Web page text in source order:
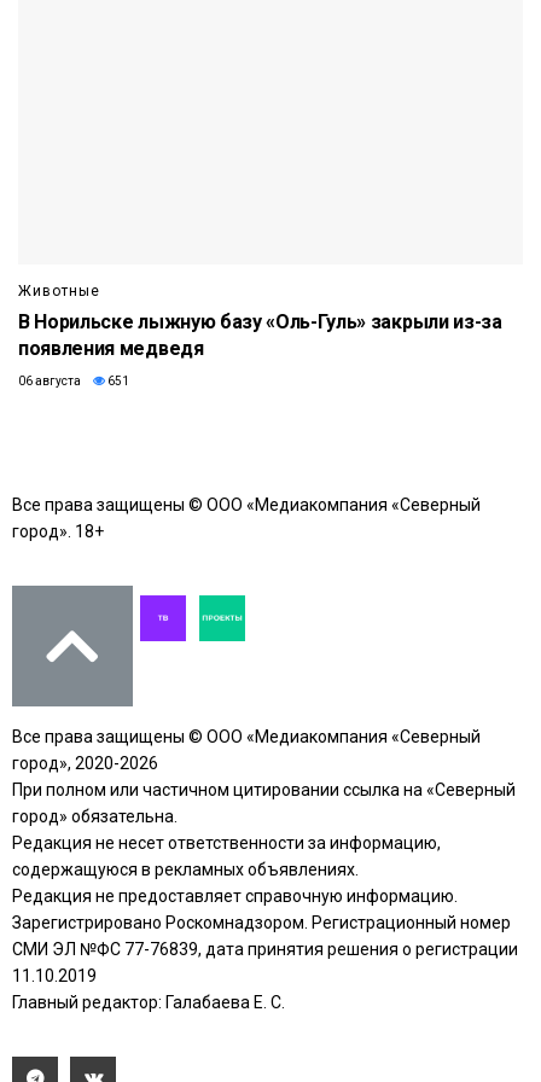
Животные
В Норильске лыжную базу «Оль-Гуль» закрыли из-за
появления медведя
06 августа 651
Все права защищены © ООО «Медиакомпания «Северный
город». 18+
Все права защищены © ООО «Медиакомпания «Северный
город», 2020-2026
При полном или частичном цитировании ссылка на «Северный
город» обязательна.
Редакция не несет ответственности за информацию,
содержащуюся в рекламных объявлениях.
Редакция не предоставляет справочную информацию.
Зарегистрировано Роскомнадзором. Регистрационный номер
СМИ ЭЛ №ФС 77-76839, дата принятия решения о регистрации
11.10.2019
Главный редактор: Галабаева Е. С.